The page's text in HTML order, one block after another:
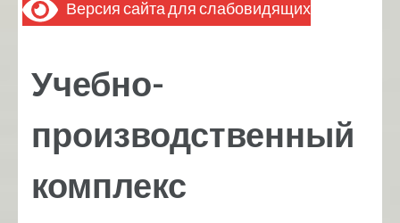
Учебно-
производственный
комплекс
Версия сайта для слабовидящих